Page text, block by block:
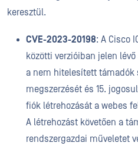
keresztül.
CVE-2023-20198: A Cisco
közötti verzióiban jelen
a nem hitelesített támadók
megszerzését és 15.
fiók létrehozását a webes
A létrehozást követően a
rendszergazdai műveletet